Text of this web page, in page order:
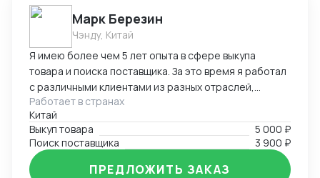
работа с фонетикой и устной речью. Межкультурная
коммуникация и ведение деловых переговоров.
Аудит заводов, инспекция товаров, контроль
качества перед отправкой. Перевод (устный и
письменный) в образовательной и коммерческой
сферах. Использование цифровых инструментов и
образовательных технологий в обучении.
Марк Березин
Чэнду, Китай
Я имею более чем 5 лет опыта в сфере выкупа
товара и поиска поставщика. За это время я работал
с различными клиентами из разных отраслей,
включая розничную торговлю, электронику, моду и
другие. Я успешно находил поставщиков для
клиентов, помогал им получить выгодные условия и
заключал успешные сделки.
Работает в странах
Китай
Выкуп товара
5 000 ₽
Поиск поставщика
3 900 ₽
ПРЕДЛОЖИТЬ ЗАКАЗ